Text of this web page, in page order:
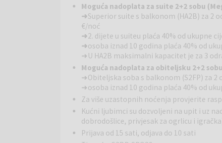
šljunčanu idilu ispod elegantnog infinity bazena,
Bez obzira na to privlači li vas zabava u vodenom
uz šum valova, ovdje ćete sigurno pronaći
Veselite se druženju s klincima uz partiju tenisa,
je potrebno, od polivalentnog igrališta i škole
Kreativci, veseljaci, glumci, plesači, sportaši,
skrojen program aktivnosti Aminess animacije.
mini klubu, vi vježbajte, plešite ili ukradite
najbolje odgovara!
Tipovi soba:Comfort dvokrevetna soba s
23 m2Superior suite s balkonom (HA2B) 31
Moguća nadoplata za suite 2+2 sobu
➜Superior suite s balkonom (HA2B) za 2
€/noć
➜2. dijete u suiteu plaća 40% od ukupne
➜osoba iznad 10 godina plaća 40% od
➜ U HA2B maksimalni kapacitet je za 3
Moguća nadoplata za obiteljsku 2+2
➜ Obiteljska soba s balkonom (S2FP) za 2
➜ osoba iznad 10 godina plaća 40% od
Za više uzastopnih noćenja provjerite
Kućni ljubimci su dozvoljeni na upit i uz
dobrodošlice, privjesak za ogrlicu i
Prijava od 15 sati, odjava do 10 sati